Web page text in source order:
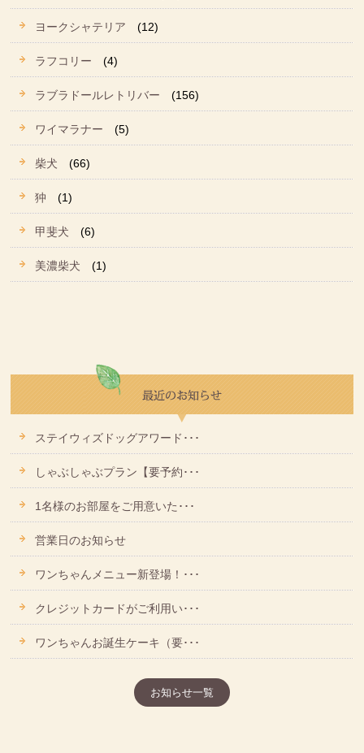
ヨークシャテリア (12)
ラフコリー (4)
ラブラドールレトリバー (156)
ワイマラナー (5)
柴犬 (66)
狆 (1)
甲斐犬 (6)
美濃柴犬 (1)
ステイウィズドッグアワード･･･
しゃぶしゃぶプラン【要予約･･･
1名様のお部屋をご用意いた･･･
営業日のお知らせ
ワンちゃんメニュー新登場！･･･
クレジットカードがご利用い･･･
ワンちゃんお誕生ケーキ（要･･･
お知らせ一覧